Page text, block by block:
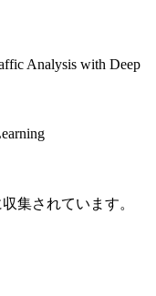
Analysis with Deep
集されています。